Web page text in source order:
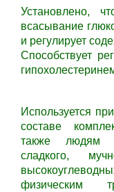
Установлено,
всасывание
и регулирует
Способствует
Используется
составе
также людям
сладкого,
физическим